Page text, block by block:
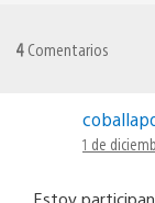
4 Comentarios
1 de
Estoy